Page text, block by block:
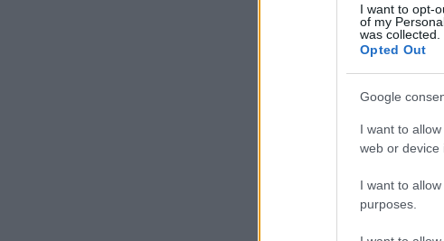
I want to opt-
of my
was collected.
Opted Out
Google
I want to
web or device
I want to
purposes.